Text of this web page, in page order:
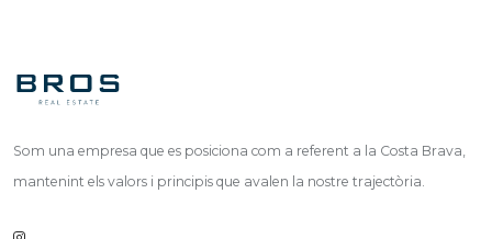
Som una empresa que es posiciona com a referent a la Costa Brava,
mantenint els valors i principis que avalen la nostre trajectòria.